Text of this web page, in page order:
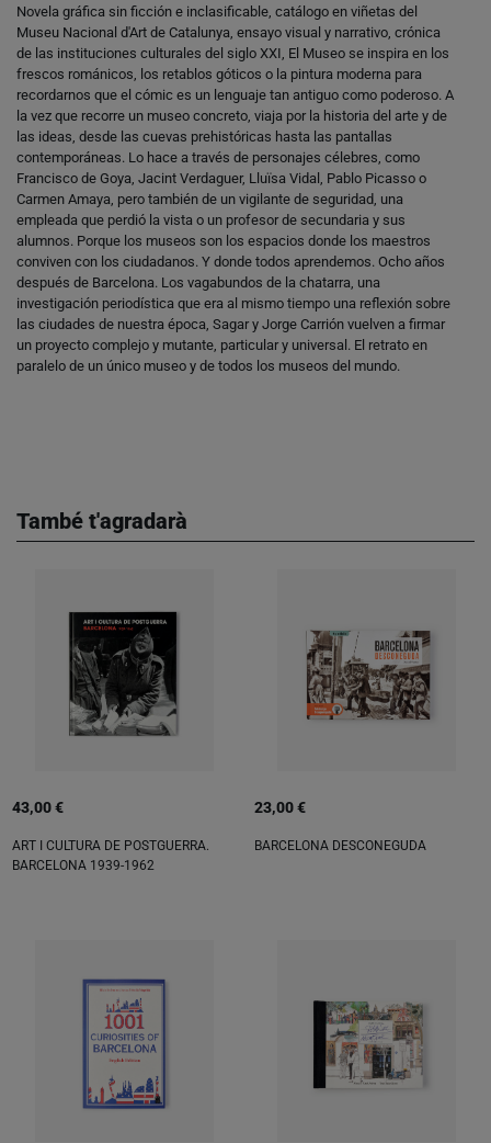
Novela gráfica sin ficción e inclasificable, catálogo en viñetas del
Museu Nacional d'Art de Catalunya, ensayo visual y narrativo, crónica
de las instituciones culturales del siglo XXI, El Museo se inspira en los
frescos románicos, los retablos góticos o la pintura moderna para
recordarnos que el cómic es un lenguaje tan antiguo como poderoso. A
la vez que recorre un museo concreto, viaja por la historia del arte y de
las ideas, desde las cuevas prehistóricas hasta las pantallas
contemporáneas. Lo hace a través de personajes célebres, como
Francisco de Goya, Jacint Verdaguer, Lluïsa Vidal, Pablo Picasso o
Carmen Amaya, pero también de un vigilante de seguridad, una
empleada que perdió la vista o un profesor de secundaria y sus
alumnos. Porque los museos son los espacios donde los maestros
conviven con los ciudadanos. Y donde todos aprendemos. Ocho años
después de Barcelona. Los vagabundos de la chatarra, una
investigación periodística que era al mismo tiempo una reflexión sobre
las ciudades de nuestra época, Sagar y Jorge Carrión vuelven a firmar
un proyecto complejo y mutante, particular y universal. El retrato en
paralelo de un único museo y de todos los museos del mundo.
També t'agradarà
43,00 €
ART I CULTURA DE POSTGUERRA.
BARCELONA 1939-1962
23,00 €
BARCELONA DESCONEGUDA